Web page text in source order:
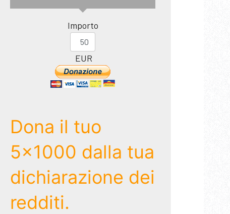
Importo
EUR
Dona il tuo
5x1000 dalla tua
dichiarazione dei
redditi.